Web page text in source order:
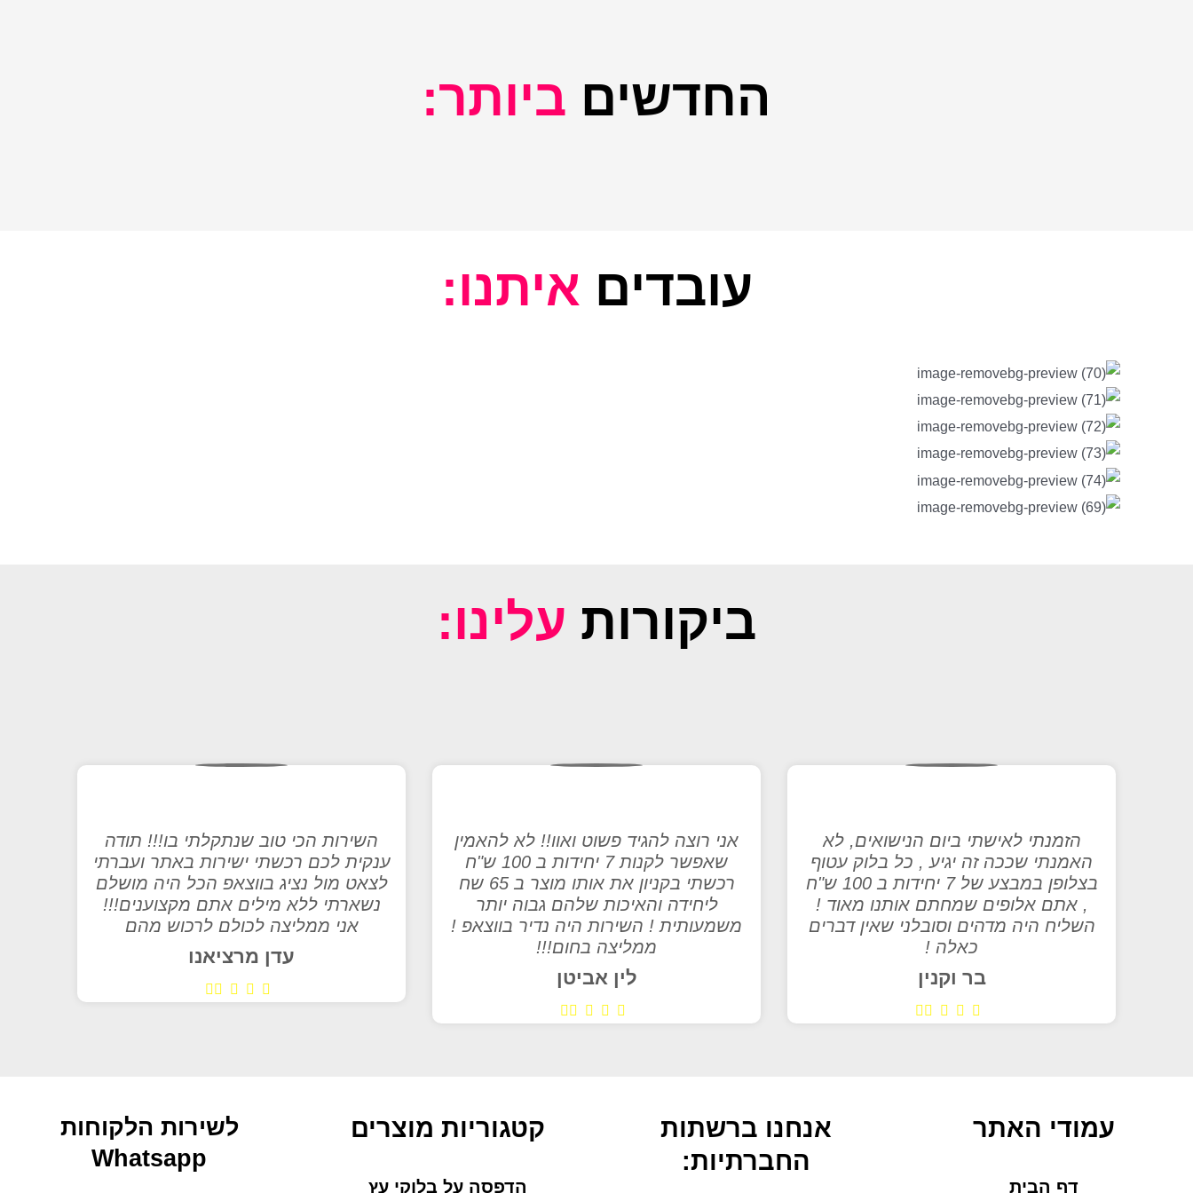
החדשים ביותר:
עובדים איתנו:
ביקורות עלינו:
הזמנתי לאישתי ביום הנישואים, לא
האמנתי שככה זה יגיע , כל בלוק עטוף
בצלופן במבצע של 7 יחידות ב 100 ש"ח
, אתם אלופים שמחתם אותנו מאוד !
השליח היה מדהים וסובלני שאין דברים
כאלה !
בר וקנין
אני רוצה להגיד פשוט ואוו!! לא להאמין
שאפשר לקנות 7 יחידות ב 100 ש"ח
רכשתי בקניון את אותו מוצר ב 65 שח
ליחידה והאיכות שלהם גבוה יותר
משמעותית ! השירות היה נדיר בווצאפ !
ממליצה בחום!!!
לין אביטן
השירות הכי טוב שנתקלתי בו!!! תודה
ענקית לכם רכשתי ישירות באתר ועברתי
לצאט מול נציג בווצאפ הכל היה מושלם
נשארתי ללא מילים אתם מקצוענים!!!
אני ממליצה לכולם לרכוש מהם
עדן מרציאנו
עמודי האתר
דף הבית
אנחנו ברשתות
החברתיות:
קטגוריות מוצרים
הדפסה על בלוקי עץ
לשירות הלקוחות
Whatsapp